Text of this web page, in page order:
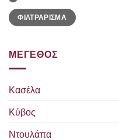
Ελάχιστη
τιμή
Μέγιστη
τιμήΦΙΛΤΡΑΡΙΣΜΑ
ΜΕΓΕΘΟΣ
Κασέλα
Κύβος
Ντουλάπα